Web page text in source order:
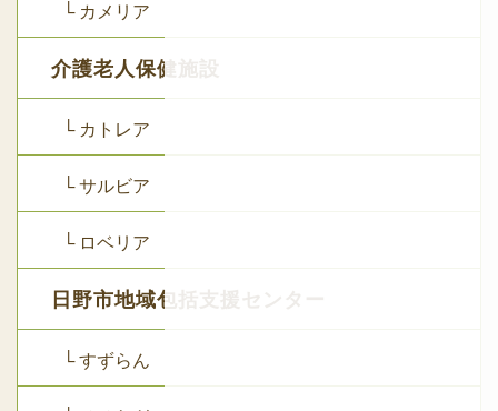
└ カメリア
介護老人保健施設
└ カトレア
└ サルビア
└ ロベリア
日野市地域包括支援センター
└ すずらん